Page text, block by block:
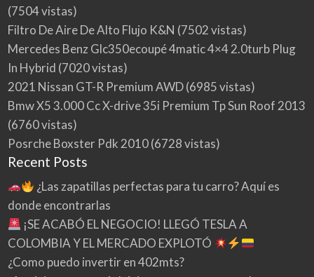
(7504 vistas)
Filtro De Aire De Alto Flujo K&N (7502 vistas)
Mercedes Benz Glc350ecoupé 4matic 4×4 2.0turb Plug
In Hybrid (7020 vistas)
2021 Nissan GT-R Premium AWD(6985 vistas)
Bmw X5 3.000 Cc X-drive 35i Premium Tp Sun Roof 2013
(6760 vistas)
Posrche Boxster Pdk 2010(6728 vistas)
Recent Posts
¿Las zapatillas perfectas para tu carro? Aquí es
donde encontrarlas
¡SE ACABÓ EL NEGOCIO! LLEGÓ TESLA A
COLOMBIA Y EL MERCADO EXPLOTÓ
¿Como puedo invertir en 402mts?